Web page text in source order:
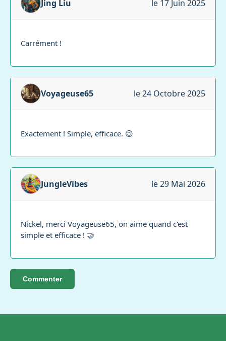
Jing Liu le 17 Juin 2025
Carrément !
Voyageuse65 le 24 Octobre 2025
Exactement ! Simple, efficace. 😉
JungleVibes le 29 Mai 2026
Nickel, merci Voyageuse65, on aime quand c'est
simple et efficace ! 🤝
Commenter